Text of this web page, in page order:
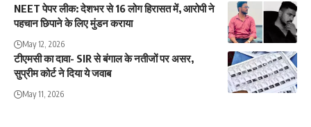
NEET पेपर लीक: देशभर से 16 लोग हिरासत में, आरोपी ने
पहचान छिपाने के लिए मुंडन कराया
May 12, 2026
टीएमसी का दावा- SIR से बंगाल के नतीजों पर असर,
सुप्रीम कोर्ट ने दिया ये जवाब
May 11, 2026